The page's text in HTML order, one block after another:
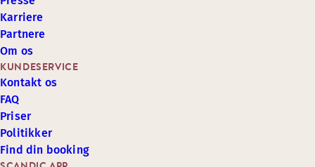
KUNDESERVICE
Kontakt os
FAQ
Priser
Politikker
Find din booking
Karriere
Partnere
Om os